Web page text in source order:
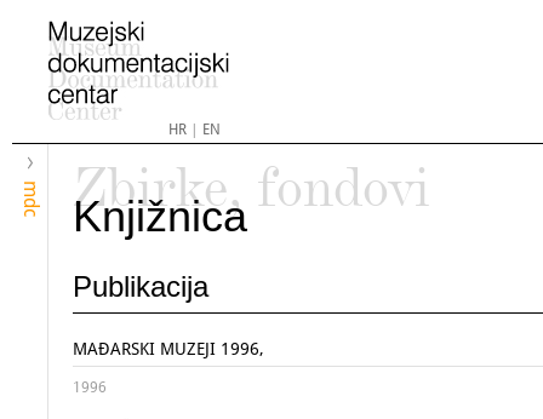
HR| EN
mdc
Zbirke, fondovi
Knjižnica
Publikacija
MAĐARSKI MUZEJI 1996,
1996